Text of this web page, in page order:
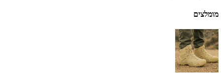
מומלצים